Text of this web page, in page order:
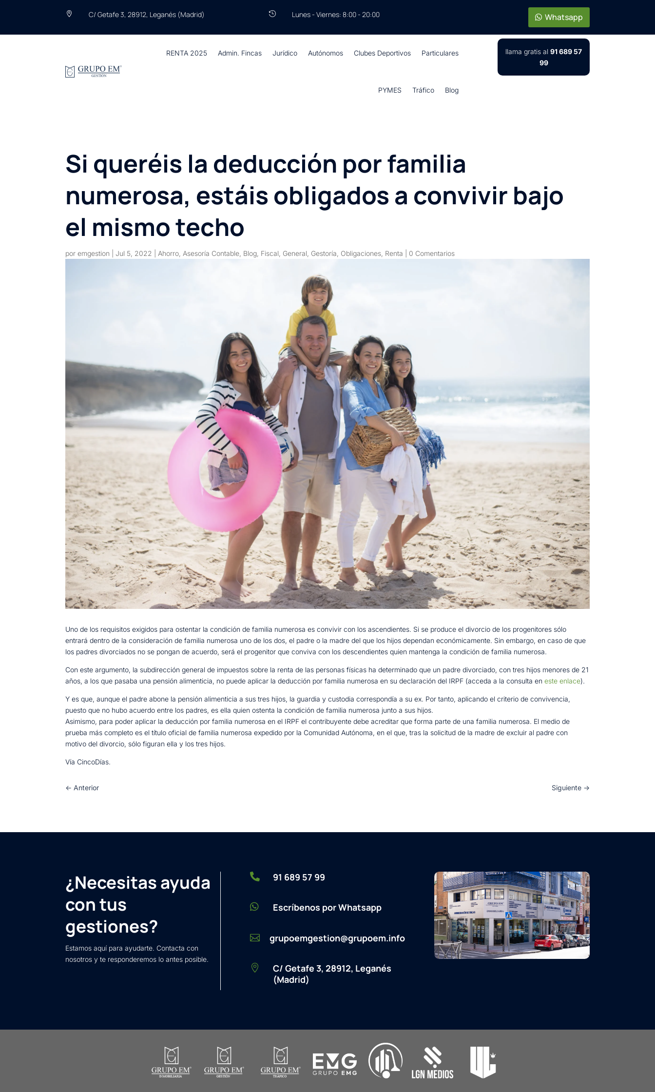
 C/ Getafe 3, 28912, Leganés (Madrid)  Lunes - Viernes: 8:00 - 20:00 Whatsapp
RENTA 2025 Admin. Fincas Jurídico Autónomos Clubes Deportivos Particulares
PYMES Tráfico Blog
llama gratis al91 689 57
99
Si queréis la deducción por familia
numerosa, estáis obligados a convivir bajo
el mismo techo
poremgestion Jul 5, 2022 Ahorro Asesoría Contable Blog Fiscal General Gestoría Obligaciones Renta 0 Comentarios
Uno de los requisitos exigidos para ostentar la condición de familia numerosa es convivir con los ascendientes. Si se produce el divorcio de los progenitores sólo
entrará dentro de la consideración de familia numerosa uno de los dos, el padre o la madre del que los hijos dependan económicamente. Sin embargo, en caso de que
los padres divorciados no se pongan de acuerdo, será el progenitor que conviva con los descendientes quien mantenga la condición de familia numerosa.
Con este argumento, la subdirección general de impuestos sobre la renta de las personas físicas ha determinado que un padre divorciado, con tres hijos menores de 21
años, a los que pasaba una pensión alimenticia, no puede aplicar la deducción por familia numerosa en su declaración del IRPF (acceda a la consulta eneste enlace).
Y es que, aunque el padre abone la pensión alimenticia a sus tres hijos, la guardia y custodia correspondía a su ex. Por tanto, aplicando el criterio de convivencia,
puesto que no hubo acuerdo entre los padres, es ella quien ostenta la condición de familia numerosa junto a sus hijos.
Asimismo, para poder aplicar la deducción por familia numerosa en el IRPF el contribuyente debe acreditar que forma parte de una familia numerosa. El medio de
prueba más completo es el título oficial de familia numerosa expedido por la Comunidad Autónoma, en el que, tras la solicitud de la madre de excluir al padre con
motivo del divorcio, sólo figuran ella y los tres hijos.
Vía CincoDías.
← Anterior Siguiente→
¿Necesitas ayuda
con tus
gestiones?
Estamos aquí para ayudarte. Contacta con
nosotros y te responderemos lo antes posible.
 91 689 57 99
 Escríbenos por Whatsapp
 grupoemgestion@grupoem.info

C/ Getafe 3, 28912, Leganés
(Madrid)